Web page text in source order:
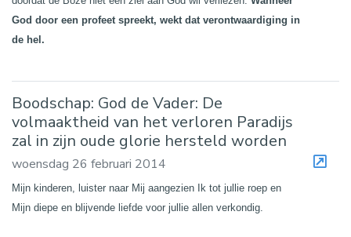
God door een profeet spreekt, wekt dat verontwaardiging in
de hel.
Boodschap: God de Vader: De
volmaaktheid van het verloren Paradijs
zal in zijn oude glorie hersteld worden
woensdag 26 februari 2014
Mijn kinderen, luister naar Mij aangezien Ik tot jullie roep en
Mijn diepe en blijvende liefde voor jullie allen verkondig.